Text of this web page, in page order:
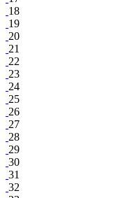
18
19
20
21
22
23
24
25
26
27
28
29
30
31
32